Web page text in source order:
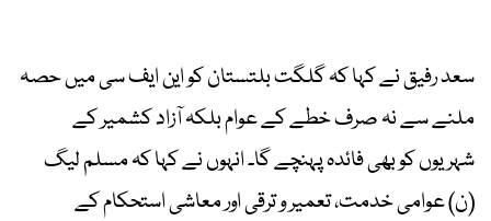
سعد رفیق نے کہا کہ گلگت بلتستان کو این ایف سی میں حصہ
ملنے سے نہ صرف خطے کے عوام بلکہ آزاد کشمیر کے
شہریوں کو بھی فائدہ پہنچے گا۔ انہوں نے کہا کہ مسلم لیگ
(ن) عوامی خدمت، تعمیر و ترقی اور معاشی استحکام کے